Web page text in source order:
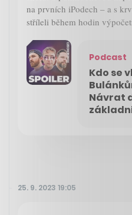
na prvních iPodech – a s
stříleli během hodin
Podcast
Kdo se
Návrat
25. 9. 2023 19:05